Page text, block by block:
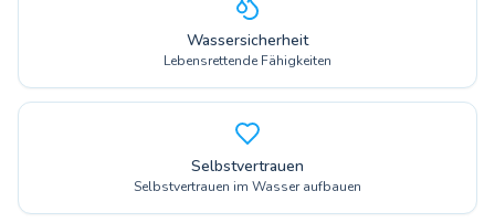
Wassersicherheit
Lebensrettende Fähigkeiten
Selbstvertrauen
Selbstvertrauen im Wasser aufbauen